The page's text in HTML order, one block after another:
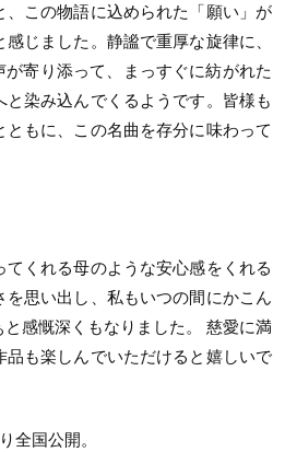
、この物語に込められた「願い」が
じました。静謐で重厚な旋律に、
寄り添って、まっすぐに紡がれた
染み込んでくるようです。皆様も
もに、この名曲を存分に味わって
くれる母のような安心感をくれる
を思い出し、私もいつの間にかこん
感慨深くもなりました。 慈愛に満
品も楽しんでいただけると嬉しいで
全国公開。